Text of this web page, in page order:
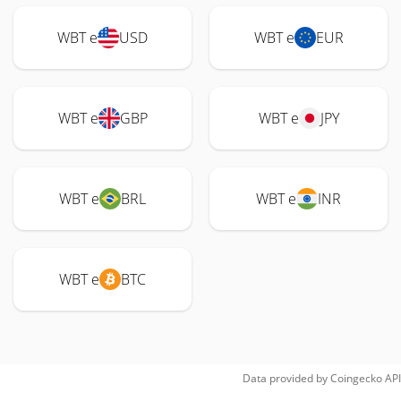
WBT e USD WBT e EUR
WBT e GBP WBT e JPY
WBT e BRL WBT e INR
WBT e BTC
Data provided byCoingeckoAPI